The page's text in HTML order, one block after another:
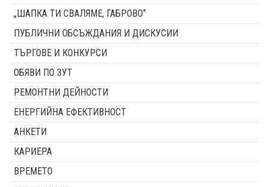
„ШАПКА ТИ СВАЛЯМЕ, ГАБРОВО“
ПУБЛИЧНИ ОБСЪЖДАНИЯ И ДИСКУСИИ
ТЪРГОВЕ И КОНКУРСИ
ОБЯВИ ПО ЗУТ
РЕМОНТНИ ДЕЙНОСТИ
ЕНЕРГИЙНА ЕФЕКТИВНОСТ
АНКЕТИ
КАРИЕРА
ВРЕМЕТО